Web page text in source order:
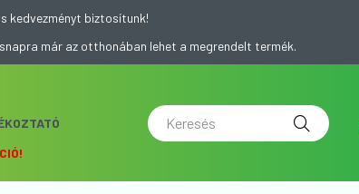
kedvezményt biztosítunk!
már az otthonában lehet a megrendelt termék.